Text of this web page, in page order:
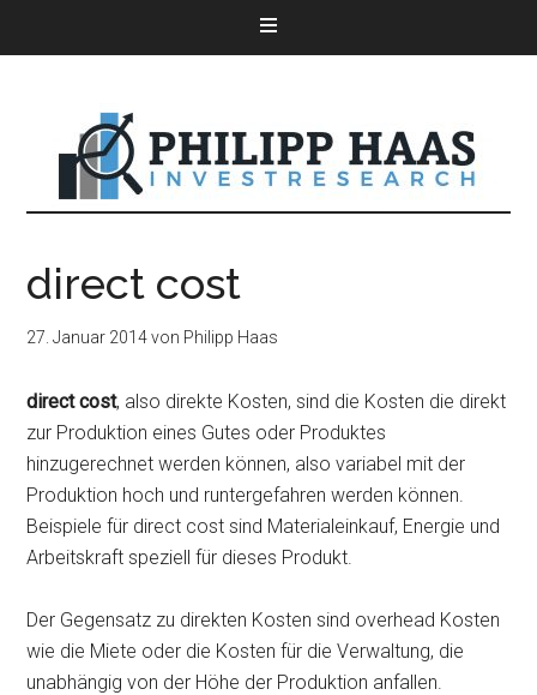
direct cost
27. Januar 2014von Philipp Haas
direct cost, also direkte Kosten, sind die Kosten die direkt
zur Produktion eines Gutes oder Produktes
hinzugerechnet werden können, also variabel mit der
Produktion hoch und runtergefahren werden können.
Beispiele für direct cost sind Materialeinkauf, Energie und
Arbeitskraft speziell für dieses Produkt.
Der Gegensatz zu direkten Kosten sind overhead Kosten
wie die Miete oder die Kosten für die Verwaltung, die
unabhängig von der Höhe der Produktion anfallen.